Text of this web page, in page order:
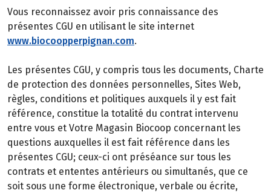
Vous reconnaissez avoir pris connaissance des
présentes CGU en utilisant le site internet
www.biocoopperpignan.com.
Les présentes CGU, y compris tous les documents, Charte
de protection des données personnelles, Sites Web,
règles, conditions et politiques auxquels il y est fait
référence, constitue la totalité du contrat intervenu
entre vous et Votre Magasin Biocoop concernant les
questions auxquelles il est fait référence dans les
présentes CGU; ceux-ci ont préséance sur tous les
contrats et ententes antérieurs ou simultanés, que ce
soit sous une forme électronique, verbale ou écrite,